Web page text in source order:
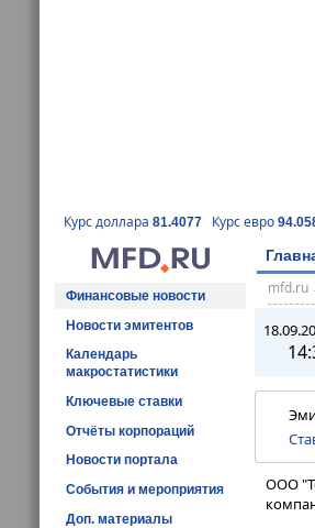
Курс доллара 81.4077 Курс евро
Финансовые новости
Новости эмитентов
Календарь
макростатистики
Ключевые ставки
Отчёты корпораций
Новости портала
События и мероприятия
Доп. материалы
mfd.ru
ООО